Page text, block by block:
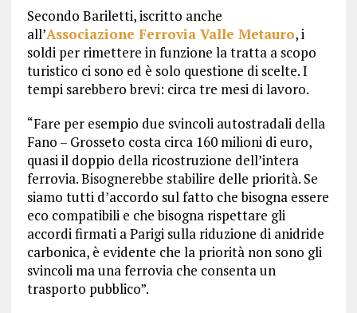
Secondo Bariletti, iscritto anche
all’Associazione Ferrovia Valle Metauro, i
soldi per rimettere in funzione la tratta a scopo
turistico ci sono ed è solo questione di scelte. I
tempi sarebbero brevi: circa tre mesi di lavoro.
“Fare per esempio due svincoli autostradali della
Fano – Grosseto costa circa 160 milioni di euro,
quasi il doppio della ricostruzione dell’intera
ferrovia. Bisognerebbe stabilire delle priorità. Se
siamo tutti d’accordo sul fatto che bisogna essere
eco compatibili e che bisogna rispettare gli
accordi firmati a Parigi sulla riduzione di anidride
carbonica, è evidente che la priorità non sono gli
svincoli ma una ferrovia che consenta un
trasporto pubblico”.